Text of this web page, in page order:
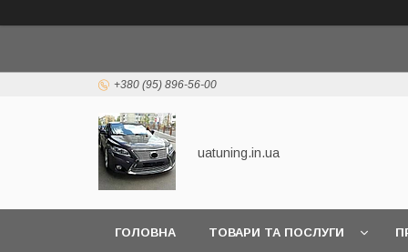
+380 (95) 896-56-00
uatuning.in.ua
ГОЛОВНА ТОВАРИ ТА ПОСЛУГИ